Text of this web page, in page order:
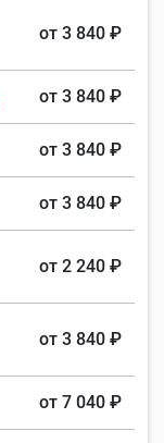
от 3 840 ₽
от 3 840 ₽
от 3 840 ₽
от 3 840 ₽
от 2 240 ₽
от 3 840 ₽
от 7 040 ₽